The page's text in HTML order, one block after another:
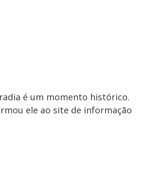
é um momento histórico.
ele ao site de informação